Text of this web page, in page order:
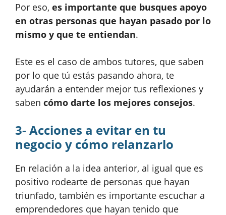
Por eso, es importante que busques apoyo
en otras personas que hayan pasado por lo
mismo y que te entiendan.
Este es el caso de ambos tutores, que saben
por lo que tú estás pasando ahora, te
ayudarán a entender mejor tus reflexiones y
saben cómo darte los mejores consejos.
3- Acciones a evitar en tu
negocio y cómo relanzarlo
En relación a la idea anterior, al igual que es
positivo rodearte de personas que hayan
triunfado, también es importante escuchar a
emprendedores que hayan tenido que